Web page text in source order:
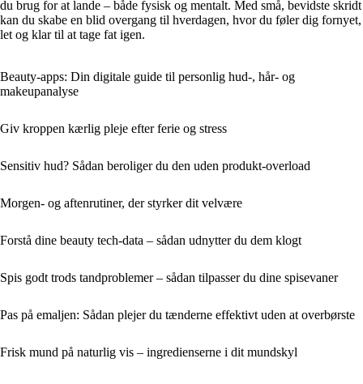
du brug for at lande – både fysisk og mentalt. Med små, bevidste skridt
kan du skabe en blid overgang til hverdagen, hvor du føler dig fornyet,
let og klar til at tage fat igen.
Beauty-apps: Din digitale guide til personlig hud-, hår- og
makeupanalyse
Giv kroppen kærlig pleje efter ferie og stress
Sensitiv hud? Sådan beroliger du den uden produkt-overload
Morgen- og aftenrutiner, der styrker dit velvære
Forstå dine beauty tech-data – sådan udnytter du dem klogt
Spis godt trods tandproblemer – sådan tilpasser du dine spisevaner
Pas på emaljen: Sådan plejer du tænderne effektivt uden at overbørste
Frisk mund på naturlig vis – ingredienserne i dit mundskyl